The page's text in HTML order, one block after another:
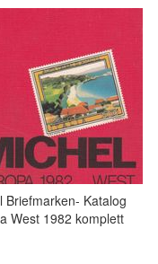
Briefmarken- Katalog
West 1982 komplett